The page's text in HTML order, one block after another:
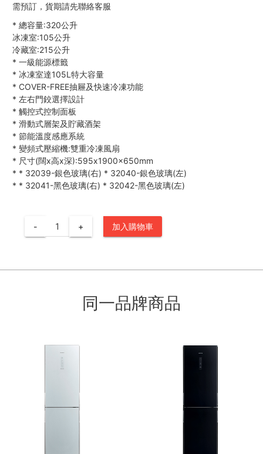
需預訂，貨期請先聯絡客服
* 總容量:320公升
冰凍室:105公升
冷藏室:215公升
* 一級能源標籤
* 冰凍室達105L特大容量
* COVER-FREE抽屜及快速冷凍功能
* 左右門鉸選擇設計
* 觸控式控制面板
* 滑動式層架及貯藏酒架
* 節能溫度感應系統
* 變頻式壓縮機:雙重冷凍風扇
* 尺寸(闊x高x深):595x1900x650mm
* * 32039-銀色玻璃(右) * 32040-銀色玻璃(左)
* * 32041-黑色玻璃(右) * 32042-黑色玻璃(左)
- + 加入購物車
同一品牌商品